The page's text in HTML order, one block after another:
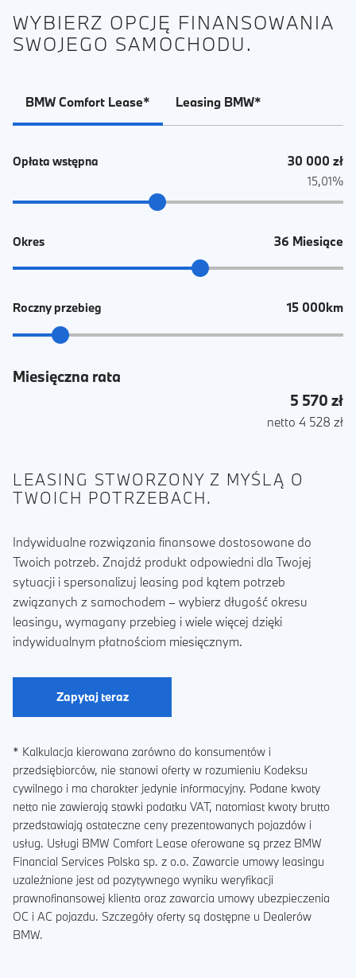
WYBIERZ OPCJĘ FINANSOWANIA
SWOJEGO SAMOCHODU.
BMW Comfort Lease* Leasing BMW*
Opłata wstępna 30 000 zł
15,01%
Okres 36 Miesiące
Roczny przebieg 15 000km
Miesięczna rata
5 570 zł
netto 4 528 zł
LEASING STWORZONY Z MYŚLĄ O
TWOICH POTRZEBACH.
Indywidualne rozwiązania finansowe dostosowane do
Twoich potrzeb. Znajdź produkt odpowiedni dla Twojej
sytuacji i spersonalizuj leasing pod kątem potrzeb
związanych z samochodem – wybierz długość okresu
leasingu, wymagany przebieg i wiele więcej dzięki
indywidualnym płatnościom miesięcznym.
Zapytaj teraz
* Kalkulacja kierowana zarówno do konsumentów i
przedsiębiorców, nie stanowi oferty w rozumieniu Kodeksu
cywilnego i ma charakter jedynie informacyjny. Podane kwoty
netto nie zawierają stawki podatku VAT, natomiast kwoty brutto
przedstawiają ostateczne ceny prezentowanych pojazdów i
usług. Usługi BMW Comfort Lease oferowane są przez BMW
Financial Services Polska sp. z o.o. Zawarcie umowy leasingu
uzależnione jest od pozytywnego wyniku weryfikacji
prawnofinansowej klienta oraz zawarcia umowy ubezpieczenia
OC i AC pojazdu. Szczegóły oferty są dostępne u Dealerów
BMW.